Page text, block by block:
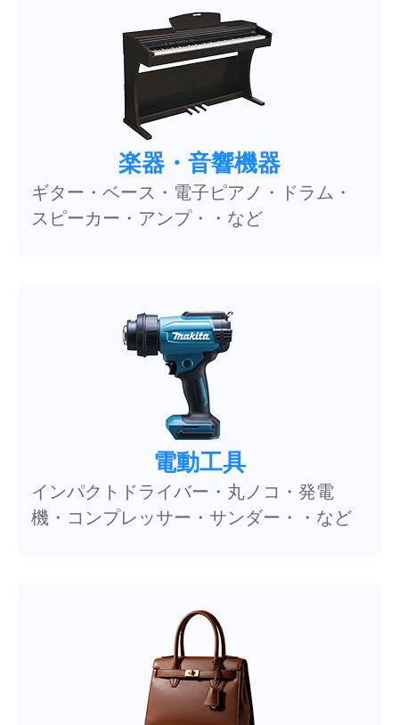
楽器・音響機器
ギター・ベース・電子ピアノ・ドラム・
スピーカー・アンプ・・など
電動工具
インパクトドライバー・丸ノコ・発電
機・コンプレッサー・サンダー・・など